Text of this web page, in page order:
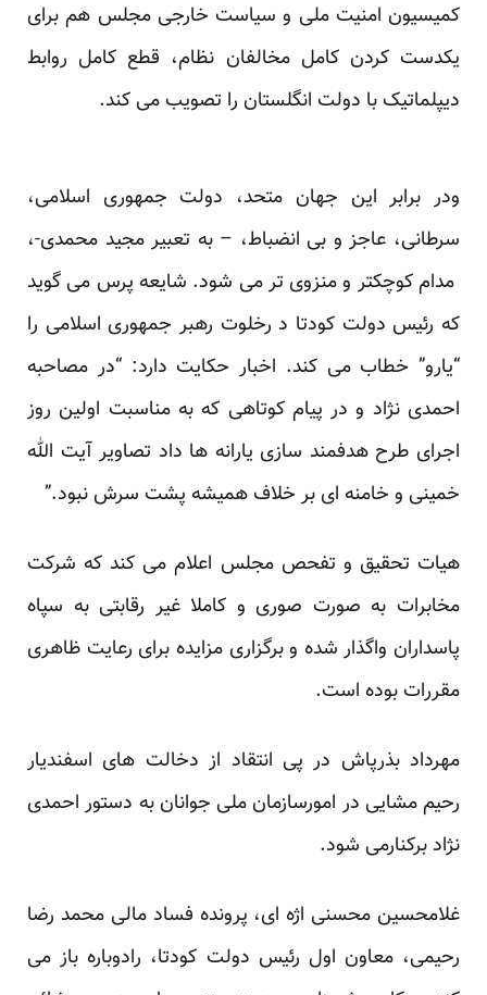
کمیسیون امنیت ملی و سیاست خارجی مجلس هم برای
یکدست کردن کامل مخالفان نظام، قطع کامل روابط
دیپلماتیک با دولت انگلستان را تصویب می کند.
ودر برابر این جهان متحد، دولت جمهوری اسلامی،
سرطانی، عاجز و بی انضباط، – به تعبیر مجید محمدی-،
مدام کوچکتر و منزوی تر می شود. شایعه پرس می گوید
که رئیس دولت کودتا د رخلوت رهبر جمهوری اسلامی را
“یارو” خطاب می کند. اخبار حکایت دارد: “در مصاحبه
احمدی نژاد و در پیام کوتاهی که به مناسبت اولین روز
اجرای طرح هدفمند سازی یارانه ها داد تصاویر آیت الله
خمینی و خامنه ای بر خلاف همیشه پشت سرش نبود.”
هیات تحقیق و تفحص مجلس اعلام می کند که شرکت
مخابرات به صورت صوری و کاملا غیر رقابتی به سپاه
پاسداران واگذار شده و برگزاری مزایده برای رعایت ظاهری
مقررات بوده است.
مهرداد بذرپاش در پی انتقاد از دخالت های اسفندیار
رحیم مشایی در امورسازمان ملی جوانان به دستور احمدی
نژاد برکنارمی شود.
غلامحسین محسنی اژه ای، پرونده فساد مالی محمد رضا
رحیمی، معاون اول رئیس دولت کودتا، رادوباره باز می